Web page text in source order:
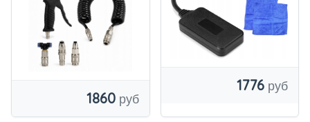
1860
1776